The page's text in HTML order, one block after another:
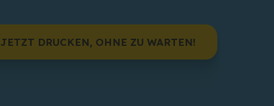
JETZT DRUCKEN, OHNE ZU WARTEN!